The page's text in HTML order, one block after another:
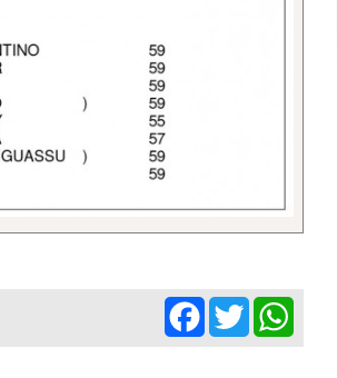
Facebook
Twitter